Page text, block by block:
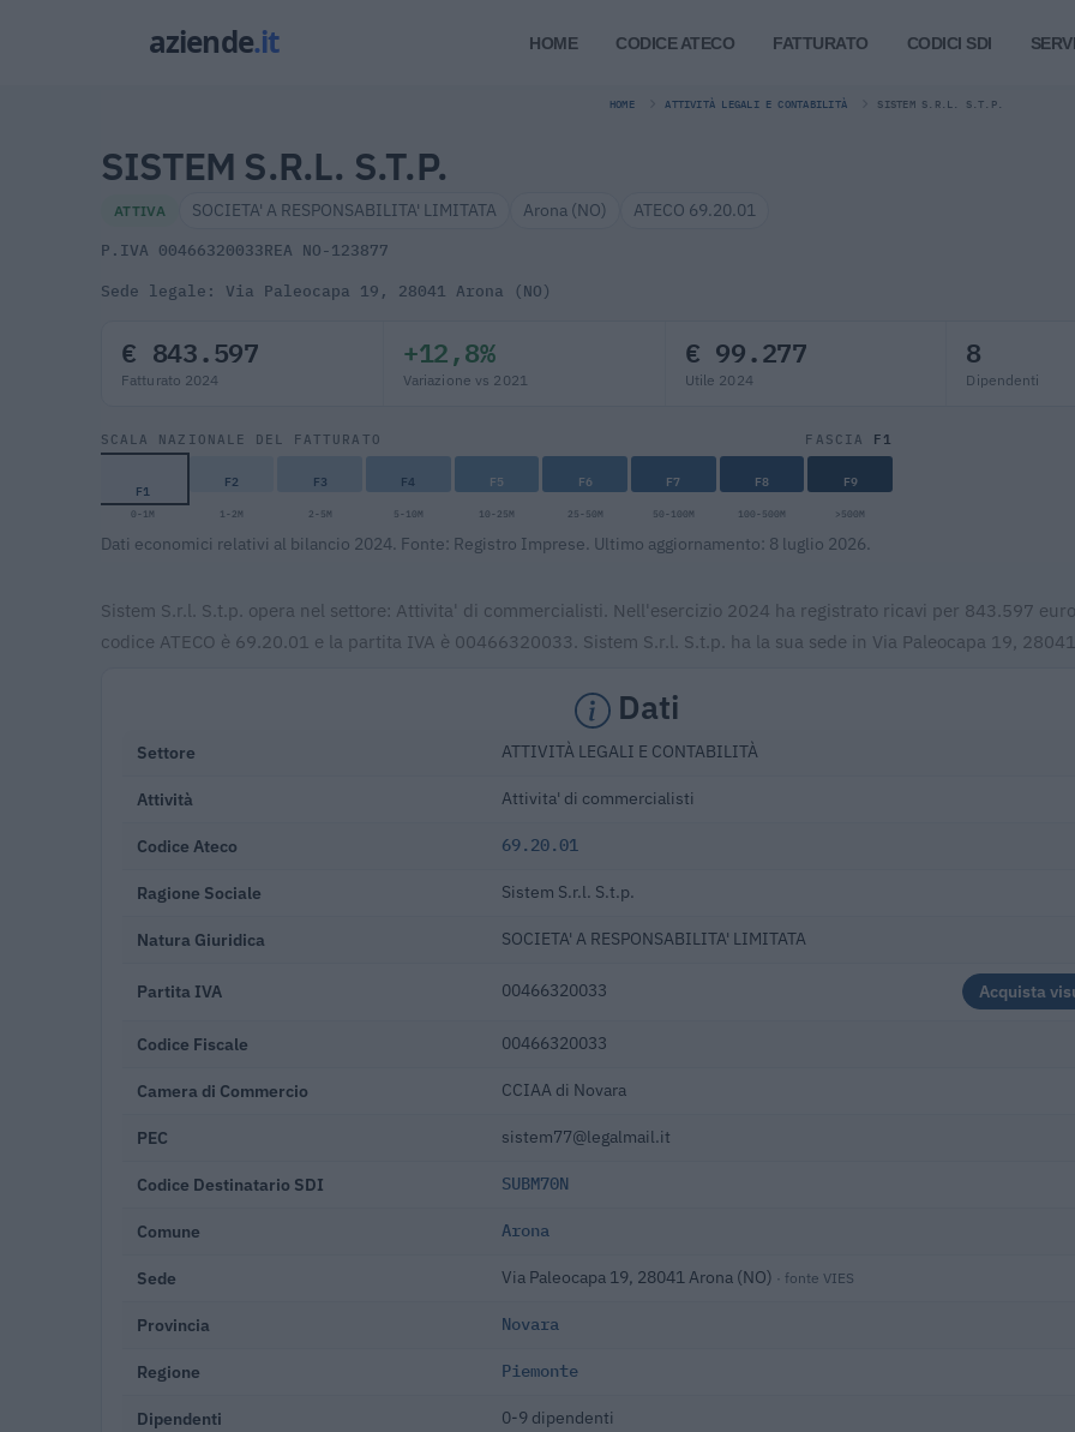
HOME CODICE ATECO FATTURATO CODICI SDI
HOME ATTIVITÀ LEGALI E CONTABILITÀ SISTEM S.R.L. S.T.P.
SISTEM S.R.L. S.T.P.
ATTIVA SOCIETA' A RESPONSABILITA' LIMITATA Arona (NO) ATECO 69.20.01
P.IVA 00466320033REA NO-123877
Sede legale: Via Paleocapa 19, 28041 Arona (NO)
€ 843.597
Fatturato 2024
+12,8%
Variazione vs 2021
€ 99.277
Utile 2024
8
Dipendenti
SCALA NAZIONALE DEL FATTURATO FASCIA F1
F1 F2 F3 F4 F5 F6 F7 F8 F9
0-1M 1-2M 2-5M 5-10M 10-25M 25-50M 50-100M 100-500M >500M
Dati economici relativi al bilancio 2024. Fonte: Registro Imprese. Ultimo aggiornamento: 8 luglio 2026.
Sistem S.r.l. S.t.p. opera nel settore: Attivita' di commercialisti. Nell'esercizio 2024 ha registrato ricavi per 843.597
codice ATECO è 69.20.01 e la partita IVA è 00466320033. Sistem S.r.l. S.t.p. ha la sua sede in Via Paleocapa 19,
Dati
Settore ATTIVITÀ LEGALI E CONTABILITÀ
Attività Attivita' di commercialisti
Codice Ateco 69.20.01
Ragione Sociale Sistem S.r.l. S.t.p.
Natura Giuridica SOCIETA' A RESPONSABILITA' LIMITATA
Partita IVA 00466320033 Acquista
Codice Fiscale 00466320033
Camera di Commercio CCIAA di Novara
PEC sistem77@legalmail.it
Codice Destinatario SDI SUBM70N
Comune Arona
Sede Via Paleocapa 19, 28041 Arona (NO) · fonte VIES
Provincia Novara
Regione Piemonte
Dipendenti 0-9 dipendenti